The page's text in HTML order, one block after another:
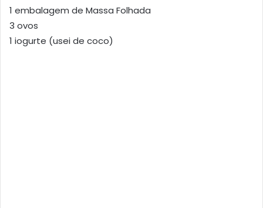
1 embalagem de Massa Folhada
3 ovos
1 iogurte (usei de coco)